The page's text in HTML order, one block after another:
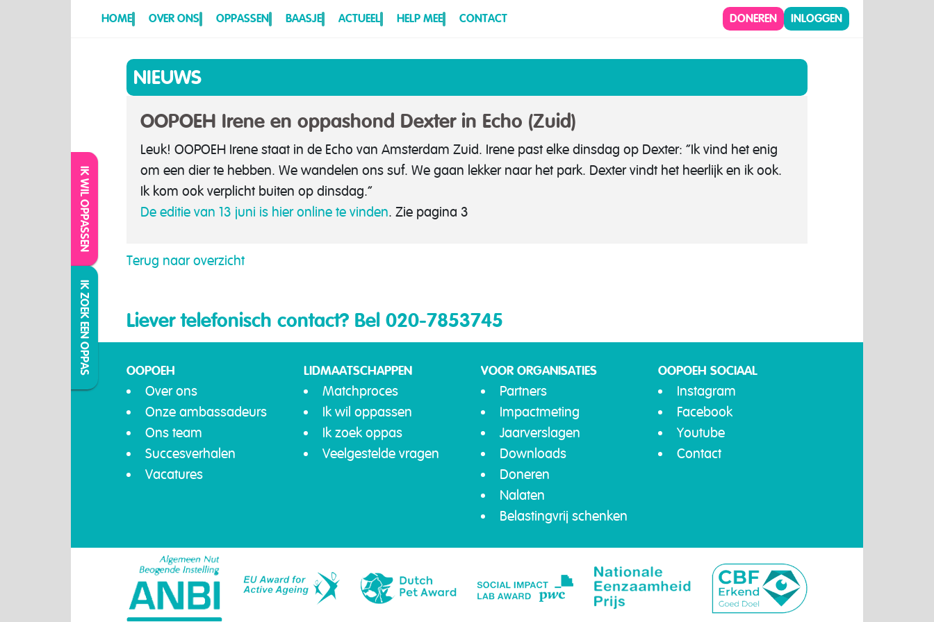
HOME OVER ONS OPPASSEN BAASJE ACTUEEL HELP MEE CONTACT DONEREN INLOGGEN
IK WIL OPPASSEN
IK ZOEK EEN OPPAS
NIEUWS
OOPOEH Irene en oppashond Dexter in Echo (Zuid)
Leuk! OOPOEH Irene staat in de Echo van Amsterdam Zuid. Irene past elke dinsdag op Dexter: “Ik vind het enig
om een dier te hebben. We wandelen ons suf. We gaan lekker naar het park. Dexter vindt het heerlijk en ik ook.
Ik kom ook verplicht buiten op dinsdag.”
De editie van 13 juni is hier online te vinden. Zie pagina 3
Terug naar overzicht
Liever telefonisch contact? Bel 020-7853745
OOPOEH
Over ons
Onze ambassadeurs
Ons team
Succesverhalen
Vacatures
LIDMAATSCHAPPEN
Matchproces
Ik wil oppassen
Ik zoek oppas
Veelgestelde vragen
VOOR ORGANISATIES
Partners
Impactmeting
Jaarverslagen
Downloads
Doneren
Nalaten
Belastingvrij schenken
OOPOEH SOCIAAL
Instagram
Facebook
Youtube
Contact